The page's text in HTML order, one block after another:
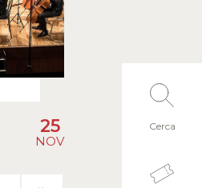
25
NOV
Cerca